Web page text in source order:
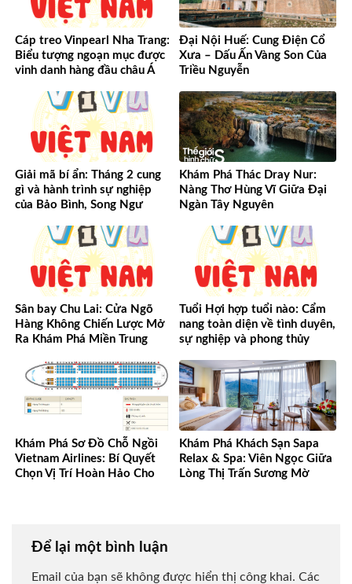
Cáp treo Vinpearl Nha Trang:
Biểu tượng ngoạn mục được
vinh danh hàng đầu châu Á
Đại Nội Huế: Cung Điện Cổ
Xưa – Dấu Ấn Vàng Son Của
Triều Nguyễn
Giải mã bí ẩn: Tháng 2 cung
gì và hành trình sự nghiệp
của Bảo Bình, Song Ngư
Khám Phá Thác Dray Nur:
Nàng Thơ Hùng Vĩ Giữa Đại
Ngàn Tây Nguyên
Sân bay Chu Lai: Cửa Ngõ
Hàng Không Chiến Lược Mở
Ra Khám Phá Miền Trung
Tuổi Hợi hợp tuổi nào: Cẩm
nang toàn diện về tình duyên,
sự nghiệp và phong thủy
Khám Phá Sơ Đồ Chỗ Ngồi
Vietnam Airlines: Bí Quyết
Chọn Vị Trí Hoàn Hảo Cho
Khám Phá Khách Sạn Sapa
Relax & Spa: Viên Ngọc Giữa
Lòng Thị Trấn Sương Mờ
Để lại một bình luận
Email của bạn sẽ không được hiển thị công khai. Các